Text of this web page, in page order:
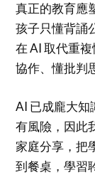
真正的教育應
孩子只懂背誦
在 AI 取代重
協作、懂批判
AI 已成龐大知
有風險，因此
家庭分享，把
到餐桌，學習